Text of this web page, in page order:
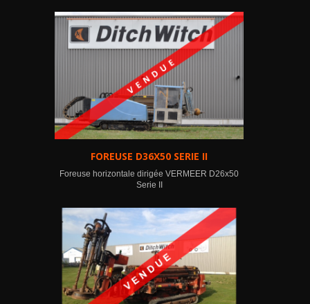
FOREUSE D36X50 SERIE II
Foreuse horizontale dirigée VERMEER D26x50
Serie II